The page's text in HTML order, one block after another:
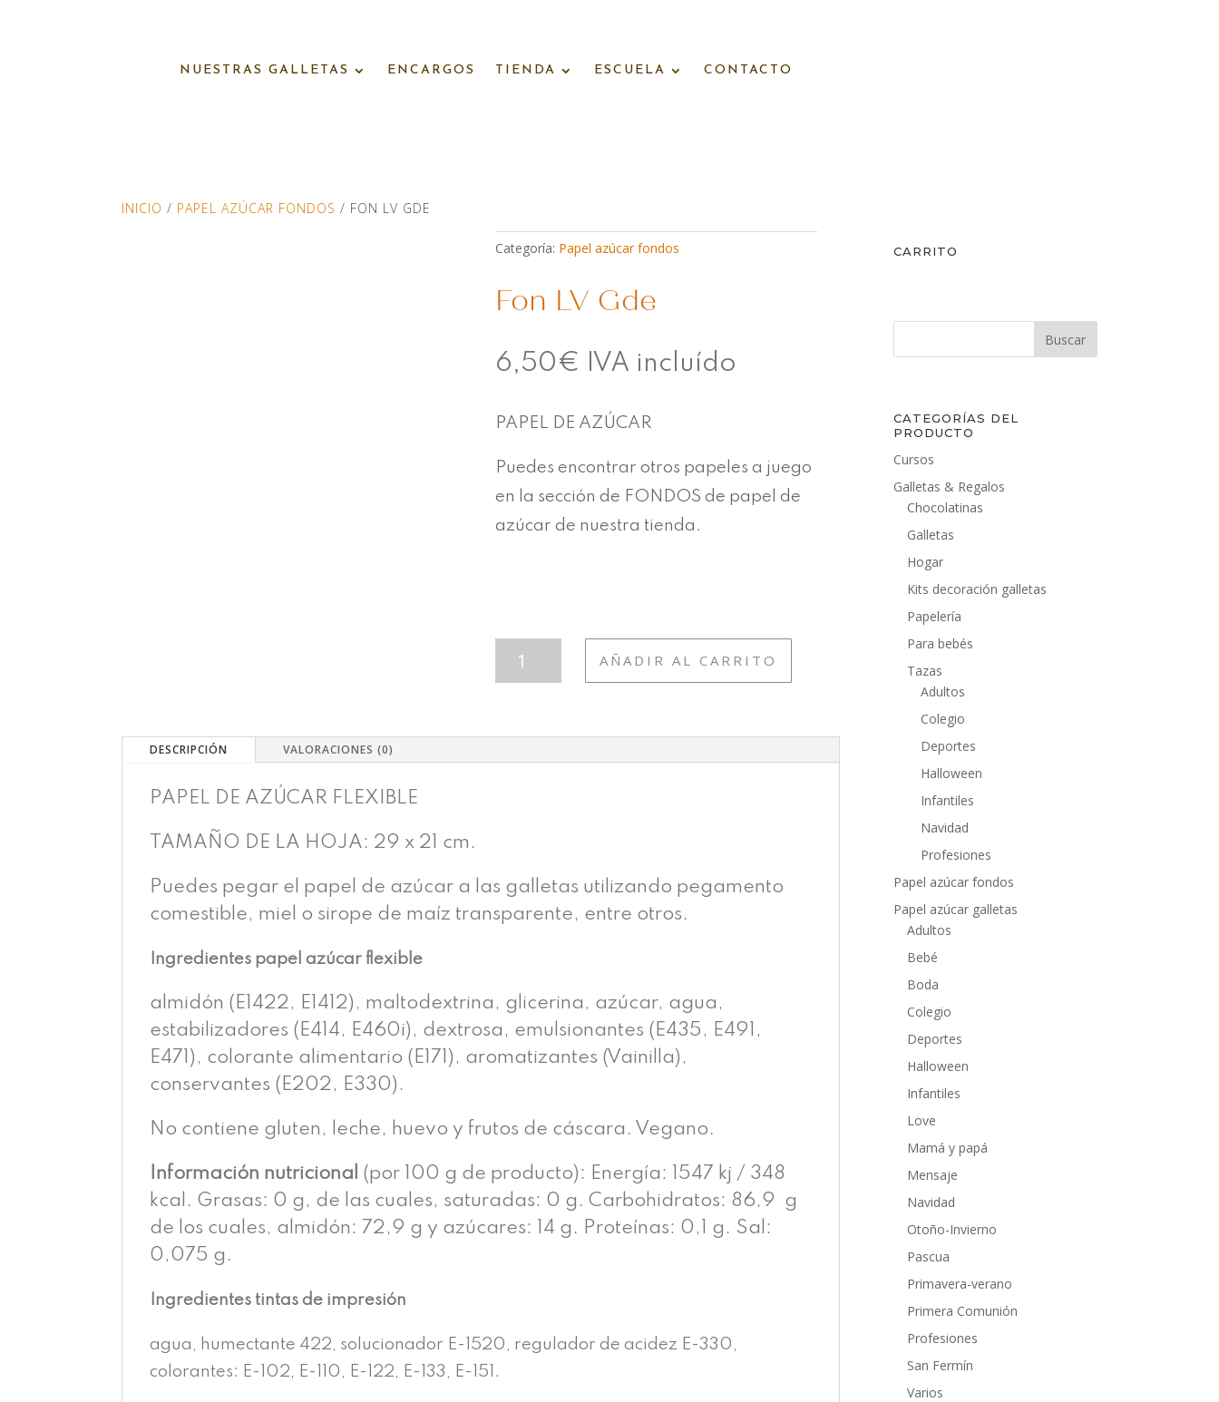
NUESTRAS GALLETAS ENCARGOS TIENDA ESCUELA CONTACTO
INICIO / PAPEL AZÚCAR FONDOS / FON LV GDE
Categoría: Papel azúcar fondos
Fon LV Gde
6,50€ IVA incluído
PAPEL DE AZÚCAR
Puedes encontrar otros papeles a juego
en la sección de FONDOS de papel de
azúcar de nuestra tienda.
AÑADIR AL CARRITO
DESCRIPCIÓN VALORACIONES (0)
PAPEL DE AZÚCAR FLEXIBLE
TAMAÑO DE LA HOJA: 29 x 21 cm.
Puedes pegar el papel de azúcar a las galletas utilizando pegamento
comestible, miel o sirope de maíz transparente, entre otros.
Ingredientes papel azúcar flexible
almidón (E1422, E1412), maltodextrina, glicerina, azúcar, agua,
estabilizadores (E414, E460i), dextrosa, emulsionantes (E435, E491,
E471), colorante alimentario (E171), aromatizantes (Vainilla),
conservantes (E202, E330).
No contiene gluten, leche, huevo y frutos de cáscara. Vegano.
Información nutricional (por 100 g de producto): Energía: 1547 kj / 348
kcal. Grasas: 0 g, de las cuales, saturadas: 0 g. Carbohidratos: 86,9 g
de los cuales, almidón: 72,9 g y azúcares: 14 g. Proteínas: 0,1 g. Sal:
0,075 g.
Ingredientes tintas de impresión
agua, humectante 422, solucionador E-1520, regulador de acidez E-330,
colorantes: E-102, E-110, E-122, E-133, E-151.
CARRITO
CATEGORÍAS DEL
PRODUCTO
Cursos
Galletas & Regalos
Chocolatinas
Galletas
Hogar
Kits decoración galletas
Papelería
Para bebés
Tazas
Adultos
Colegio
Deportes
Halloween
Infantiles
Navidad
Profesiones
Papel azúcar fondos
Papel azúcar galletas
Adultos
Bebé
Boda
Colegio
Deportes
Halloween
Infantiles
Love
Mamá y papá
Mensaje
Navidad
Otoño-Invierno
Pascua
Primavera-verano
Primera Comunión
Profesiones
San Fermín
Varios